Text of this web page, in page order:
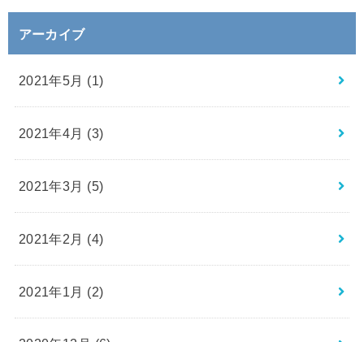
アーカイブ
2021年5月 (1)
2021年4月 (3)
2021年3月 (5)
2021年2月 (4)
2021年1月 (2)